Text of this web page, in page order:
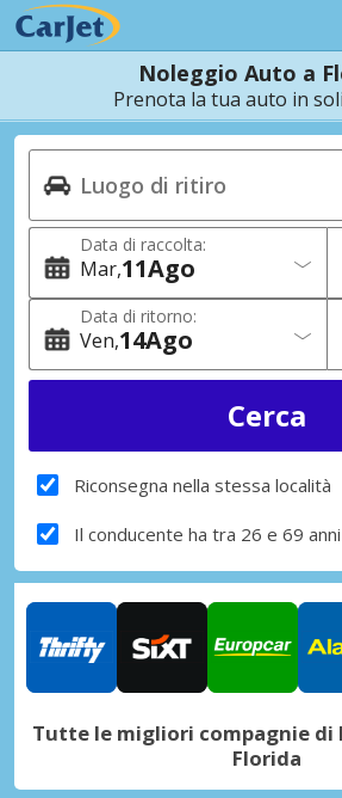
Noleggio Auto a
Prenota la tua auto in
Data di raccolta:
Mar 11Ago
Data di ritorno:
Ven 14Ago
Riconsegna nella stessa località
Il conducente ha tra 26 e 69 anni
Tutte le migliori compagnie di
Florida